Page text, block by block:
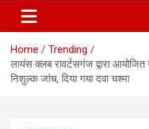
Home
Trending
लायंस क्लब रावर्टसगंज द्वारा
निशुल्क जांच, दिया गया दवा चश्मा